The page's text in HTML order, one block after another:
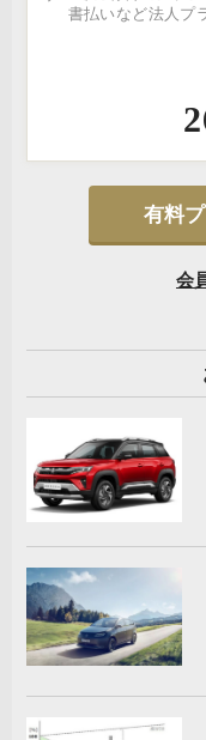
書払いなど法人プ
有料
会